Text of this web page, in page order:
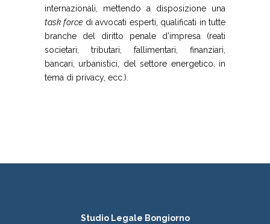
internazionali, mettendo a disposizione una
task force di avvocati esperti, qualificati in tutte
branche del diritto penale d’impresa (reati
societari, tributari, fallimentari, finanziari,
bancari, urbanistici, del settore energetico, in
tema di privacy, ecc.).
Studio Legale Bongiorno